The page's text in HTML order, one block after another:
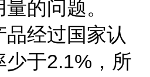
的问题。
经过国家认
少于2.1% ，所